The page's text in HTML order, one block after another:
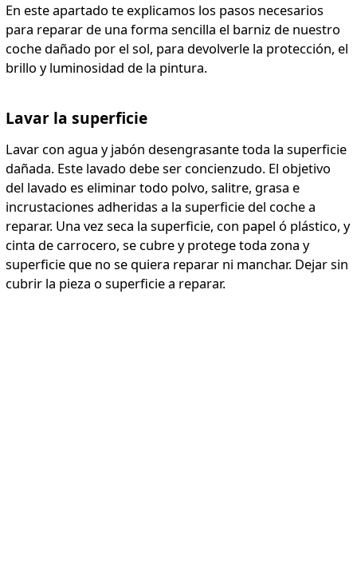
En este apartado te explicamos los pasos necesarios
para reparar de una forma sencilla el barniz de nuestro
coche dañado por el sol, para devolverle la protección, el
brillo y luminosidad de la pintura.
Lavar la superficie
Lavar con agua y jabón desengrasante toda la superficie
dañada. Este lavado debe ser concienzudo. El objetivo
del lavado es eliminar todo polvo, salitre, grasa e
incrustaciones adheridas a la superficie del coche a
reparar. Una vez seca la superficie, con papel ó plástico, y
cinta de carrocero, se cubre y protege toda zona y
superficie que no se quiera reparar ni manchar. Dejar sin
cubrir la pieza o superficie a reparar.